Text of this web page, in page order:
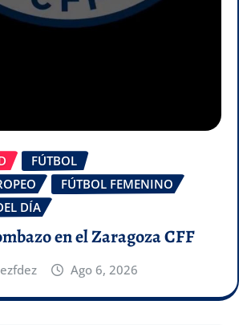
FÚTBOL
FÚTBOL FEMENINO
DÍA
en el Zaragoza CFF
Ago 6, 2026